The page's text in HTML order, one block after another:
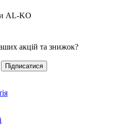
AL-KO
акцій та знижок?
Підписатися